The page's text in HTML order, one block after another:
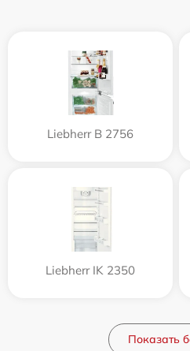
Liebherr B 2756
Liebherr IK 2350
Показать